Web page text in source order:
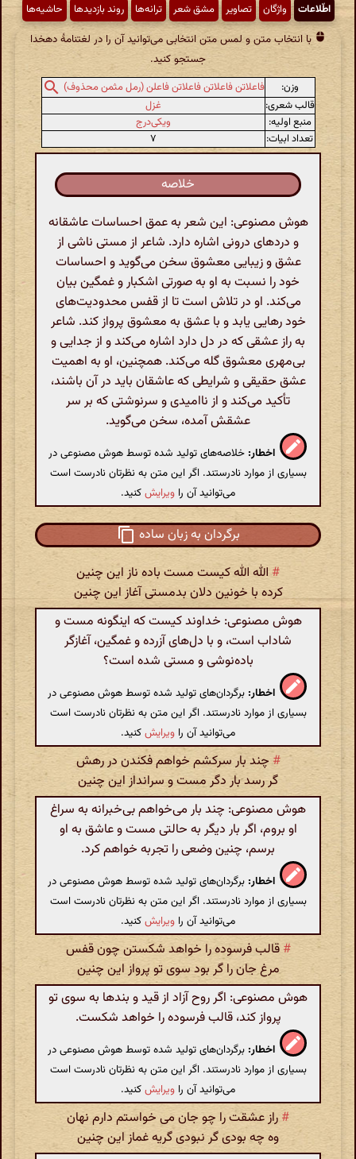
اطّلاعات واژگان تصاویر مشق شعر ترانه‌ها روند بازدیدها حاشیه‌ها
با انتخاب متن و لمس متن انتخابی می‌توانید آن را در لغتنامهٔ دهخدا
جستجو کنید.
وزن:
فاعلاتن فاعلاتن فاعلاتن فاعلن (رمل مثمن محذوف)
قالب شعری:
غزل
منبع اولیه:
ویکی‌درج
تعداد ابیات:
۷
خلاصه
هوش مصنوعی: این شعر به عمق احساسات عاشقانه
و دردهای درونی اشاره دارد. شاعر از مستی ناشی از
عشق و زیبایی معشوق سخن می‌گوید و احساسات
خود را نسبت به او به صورتی اشکبار و غمگین بیان
می‌کند. او در تلاش است تا از قفس محدودیت‌های
خود رهایی یابد و با عشق به معشوق پرواز کند. شاعر
به راز عشقی که در دل دارد اشاره می‌کند و از جدایی و
بی‌مهری معشوق گله می‌کند. همچنین، او به اهمیت
عشق حقیقی و شرایطی که عاشقان باید در آن باشند،
تأکید می‌کند و از ناامیدی و سرنوشتی که بر سر
عشقش آمده، سخن می‌گوید.
اخطار: خلاصه‌های تولید شده توسط هوش مصنوعی در
بسیاری از موارد نادرستند. اگر این متن به نظرتان نادرست است
می‌توانید آن را ویرایشکنید.
برگردان به زبان ساده
# الله الله کیست مست باده ناز این چنین
کرده با خونین دلان بدمستی آغاز این چنین
هوش مصنوعی: خداوند کیست که اینگونه مست و
شاداب است، و با دل‌های آزرده و غمگین، آغازگر
باده‌نوشی و مستی شده است؟
اخطار: برگردان‌های تولید شده توسط هوش مصنوعی در
بسیاری از موارد نادرستند. اگر این متن به نظرتان نادرست است
می‌توانید آن را ویرایشکنید.
# چند بار سرکشم خواهم فکندن در رهش
گر رسد بار دگر مست و سرانداز این چنین
هوش مصنوعی: چند بار می‌خواهم بی‌خبرانه به سراغ
او بروم، اگر بار دیگر به حالتی مست و عاشق به او
برسم، چنین وضعی را تجربه خواهم کرد.
اخطار: برگردان‌های تولید شده توسط هوش مصنوعی در
بسیاری از موارد نادرستند. اگر این متن به نظرتان نادرست است
می‌توانید آن را ویرایشکنید.
# قالب فرسوده را خواهد شکستن چون قفس
مرغ جان را گر بود سوی تو پرواز این چنین
هوش مصنوعی: اگر روح آزاد از قید و بندها به سوی تو
پرواز کند، قالب فرسوده را خواهد شکست.
اخطار: برگردان‌های تولید شده توسط هوش مصنوعی در
بسیاری از موارد نادرستند. اگر این متن به نظرتان نادرست است
می‌توانید آن را ویرایشکنید.
# راز عشقت را چو جان می خواستم دارم نهان
وه چه بودی گر نبودی گریه غماز این چنین